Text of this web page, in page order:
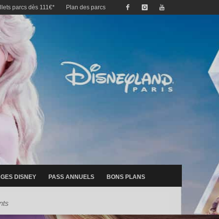
parcs dès 111€* Plan des parcs
DISNEY PASS ANNUELS BONS PLANS